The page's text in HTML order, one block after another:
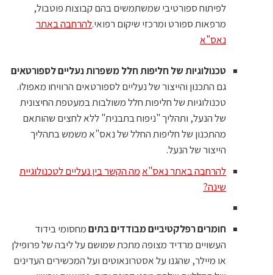
לפיתוח ספורטיבי שמשתמשים בהם קבוצות פוטבול,
מרפאות ספורט ומרכזי שיקום רפואי.להרחבה באתר
נאס"א
טכנולוגיות של חליפות חלל משפרות נעליים לספורטאים
גם התכנון והייצור של נעליים לספורטאים הרוויחו מאפולו.
טכנולוגיות של חליפות חלל משולבות במעטפת החיצונית
של הנעל, ותהליך "ניפוח בתבנית" ללא לחצים שהותאם
מהתכנון של חליפות החלל של נאס"א משמש בתהליך
הייצור של הנעל.
להרחבה באתר נאס"אמה הקשר בין נעליים לטכנולוגיית
שינה?
חומרים רפלקטיביים מבודדים בתיםמחסומי בידוד
העשויים מרדיד מצופה מתכת שמושם על ליבה של פרופילן
או מיילר, שהגנו על אסטרונאוטים ועל המכשירים העדינים